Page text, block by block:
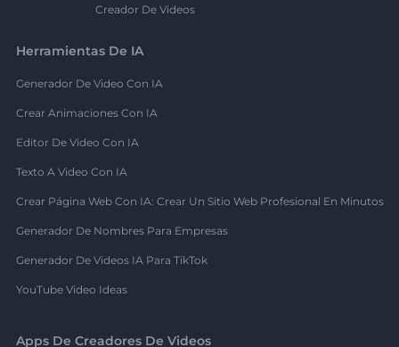
Creador De Videos
Herramientas De IA
Generador De Video Con IA
Crear Animaciones Con IA
Editor De Video Con IA
Texto A Video Con IA
Crear Página Web Con IA: Crear Un Sitio Web Profesional En Minutos
Generador De Nombres Para Empresas
Generador De Videos IA Para TikTok
YouTube Video Ideas
Apps De Creadores De Videos